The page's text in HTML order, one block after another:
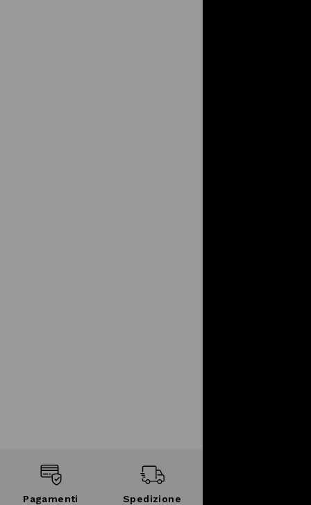
Pagamenti
Spedizione